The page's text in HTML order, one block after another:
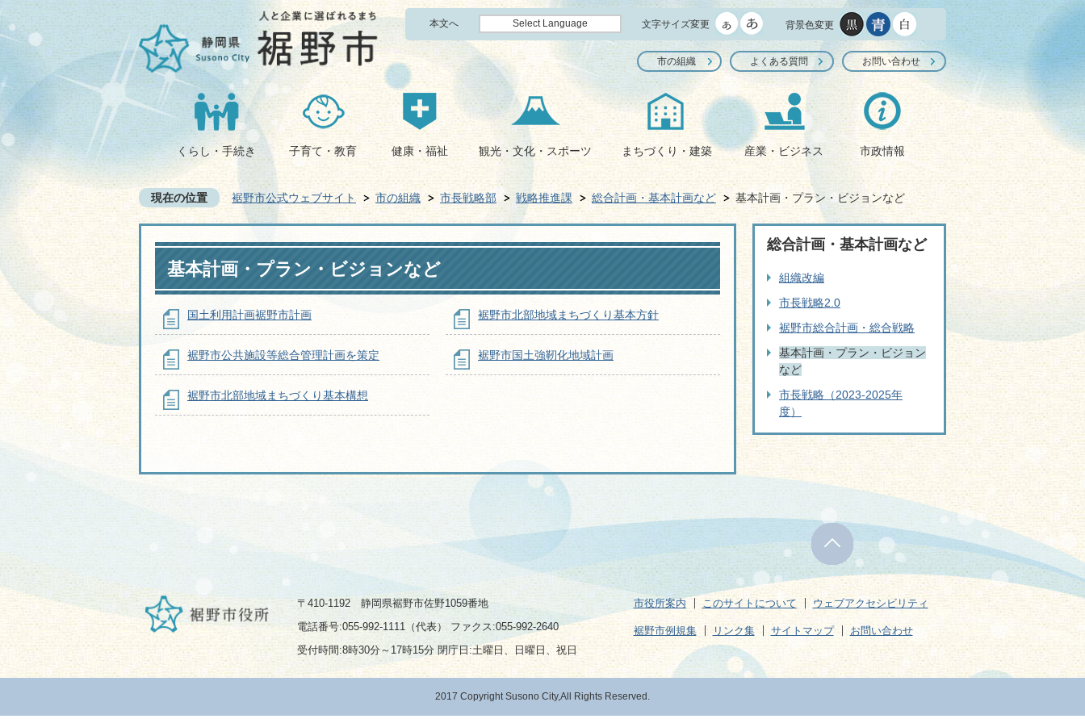
本文へ Select Language 文字サイズ変更 背景色変更
市の組織 よくある質問 お問い合わせ
くらし・手続き 子育て・教育 健康・福祉 観光・文化・スポーツ まちづくり・建築 産業・ビジネス 市政情報
現在の位置 裾野市公式ウェブサイト 市の組織 市長戦略部 戦略推進課 総合計画・基本計画など 基本計画・プラン・ビジョンなど
基本計画・プラン・ビジョンなど
国土利用計画裾野市計画 裾野市北部地域まちづくり基本方針
裾野市公共施設等総合管理計画を策定 裾野市国土強靭化地域計画
裾野市北部地域まちづくり基本構想
総合計画・基本計画など
組織改編
市長戦略2.0
裾野市総合計画・総合戦略
基本計画・プラン・ビジョン
など
市長戦略（2023-2025年
度）
〒410-1192 静岡県裾野市佐野1059番地
電話番号:055-992-1111（代表） ファクス:055-992-2640
受付時間:8時30分～17時15分 閉庁日:土曜日、日曜日、祝日
市役所案内 このサイトについて ウェブアクセシビリティ
裾野市例規集 リンク集 サイトマップ お問い合わせ
2017 Copyright Susono City,All Rights Reserved.